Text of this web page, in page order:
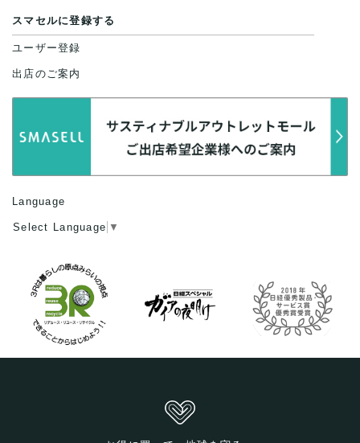
スマセルに登録する
ユーザー登録
出店のご案内
Language
Select Language ▼